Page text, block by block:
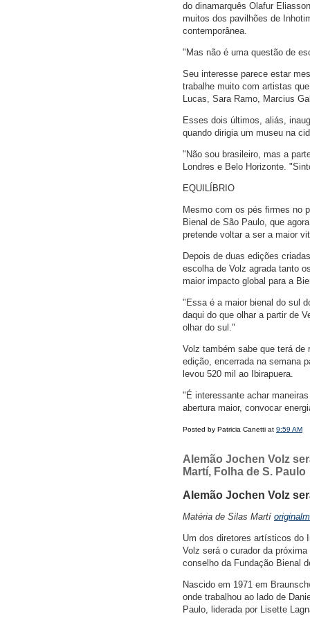
do dinamarquês Olafur
muitos dos pavilhões de
contemporânea.
"Mas não é uma questão de
Seu interesse parece estar
trabalhe muito com artistas
Lucas, Sara Ramo, Marcius
Esses dois últimos, aliás,
quando dirigia um museu na
"Não sou brasileiro, mas a
Londres e Belo Horizonte.
EQUILÍBRIO
Mesmo com os pés firmes no
Bienal de São Paulo, que
pretende voltar a ser a maior
Depois de duas edições
escolha de Volz agrada tanto
maior impacto global para a
"Essa é a maior bienal do sul
daqui do que olhar a partir de
olhar do sul."
Volz também sabe que terá
edição, encerrada na semana
levou 520 mil ao Ibirapuera.
"É interessante achar
abertura maior, convocar
Posted by Patricia Canetti at 9:59 AM
Alemão Jochen Volz
Martí, Folha de S. Paulo
Alemão Jochen Volz
Matéria de Silas Martí
Um dos diretores artísticos do
Volz será o curador da
conselho da Fundação Bienal
Nascido em 1971 em
onde trabalhou ao lado de
Paulo, liderada por Lisette